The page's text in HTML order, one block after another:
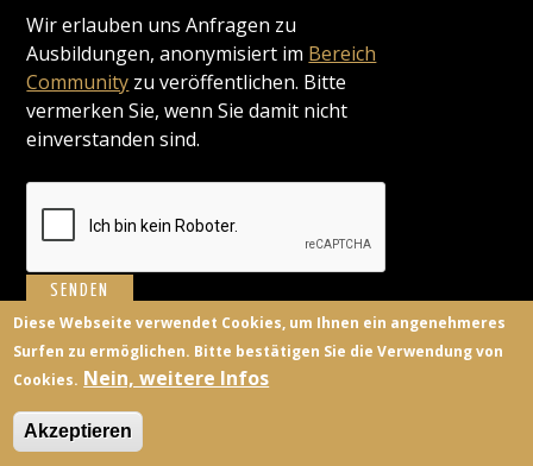
Wir erlauben uns Anfragen zu
Ausbildungen, anonymisiert im Bereich
Community zu veröffentlichen. Bitte
vermerken Sie, wenn Sie damit nicht
einverstanden sind.
BILDUNGSANBIETER KONTAKT
Diese Webseite verwendet Cookies, um Ihnen ein angenehmeres
Surfen zu ermöglichen. Bitte bestätigen Sie die Verwendung von
Cookies. Nein, weitere Infos
Akzeptieren